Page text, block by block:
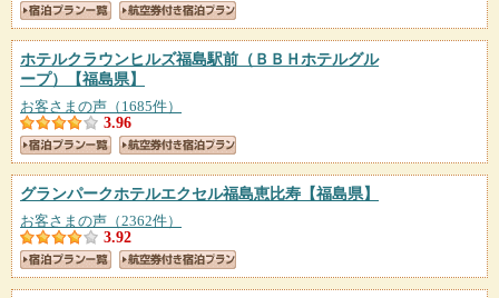
ホテルクラウンヒルズ福島駅前（ＢＢＨホテルグル
ープ）
【福島県】
お客さまの声（1685件）
3.96
グランパークホテルエクセル福島恵比寿 【福島県】
お客さまの声（2362件）
3.92